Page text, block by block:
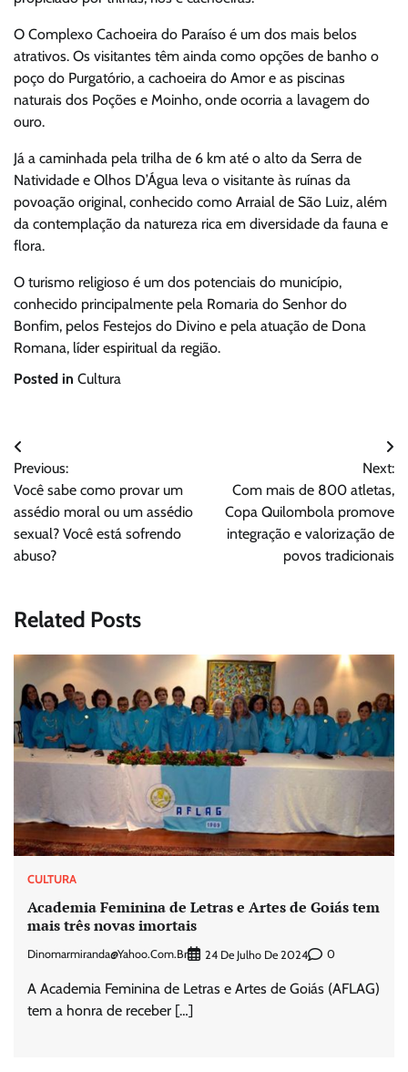
O Complexo Cachoeira do Paraíso é um dos mais belos
atrativos. Os visitantes têm ainda como opções de banho o
poço do Purgatório, a cachoeira do Amor e as piscinas
naturais dos Poções e Moinho, onde ocorria a lavagem do
ouro.
Já a caminhada pela trilha de 6 km até o alto da Serra de
Natividade e Olhos D’Água leva o visitante às ruínas da
povoação original, conhecido como Arraial de São Luiz, além
da contemplação da natureza rica em diversidade da fauna e
flora.
O turismo religioso é um dos potenciais do município,
conhecido principalmente pela Romaria do Senhor do
Bonfim, pelos Festejos do Divino e pela atuação de Dona
Romana, líder espiritual da região.
Posted in Cultura
Navegação
de
Post
Previous:
Você sabe como provar um
assédio moral ou um assédio
sexual? Você está sofrendo
abuso?
Next:
Com mais de 800 atletas,
Copa Quilombola promove
integração e valorização de
povos tradicionais
Related Posts
CULTURA
Academia Feminina de Letras e Artes de Goiás tem
mais três novas imortais
Dinomarmiranda@yahoo.com.br 24 De Julho De 2024 0
A Academia Feminina de Letras e Artes de Goiás (AFLAG)
tem a honra de receber […]